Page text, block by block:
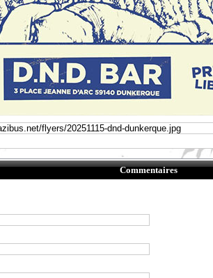
Commentaires